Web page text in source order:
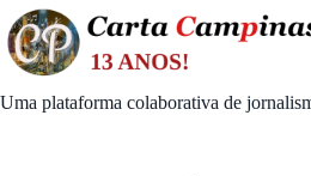
Skip
to
content
Uma plataforma colaborativa de